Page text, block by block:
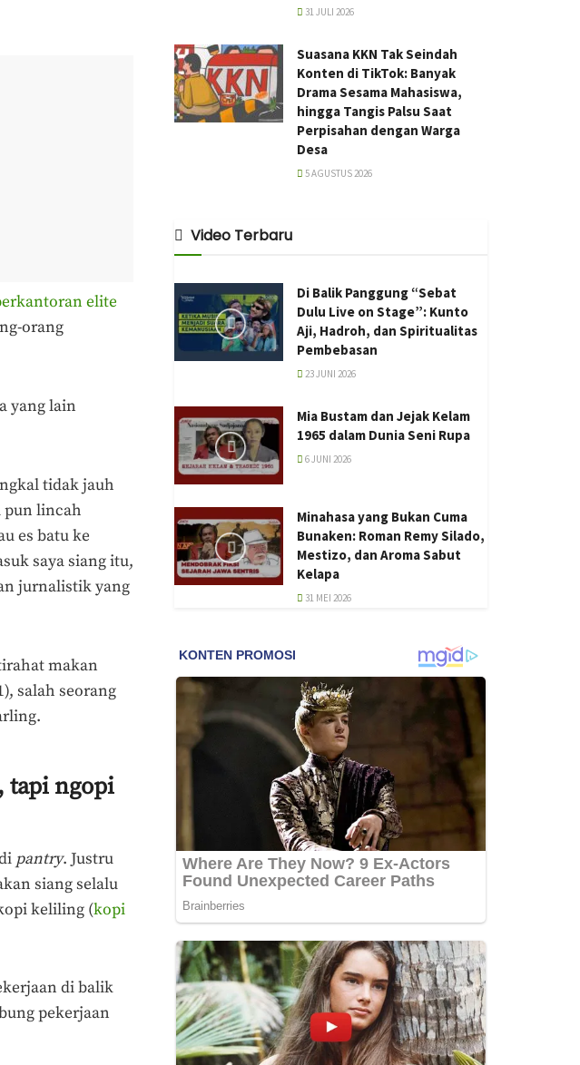
elite
orang
yang lain
tidak jauh
pun lincah
es batu ke
saya siang itu,
jurnalistik yang
makan
salah seorang
tapi ngopi
pantry. Justru
siang selalu
keliling (kopi
di balik
pekerjaan
31 JULI 2026
Suasana KKN Tak Seindah
Konten di TikTok: Banyak
Drama Sesama Mahasiswa,
hingga Tangis Palsu Saat
Perpisahan dengan Warga
Desa
5 AGUSTUS 2026
Video Terbaru
Di Balik Panggung “Sebat
Dulu Live on Stage”: Kunto
Aji, Hadroh, dan Spiritualitas
Pembebasan
23 JUNI 2026
Mia Bustam dan Jejak Kelam
1965 dalam Dunia Seni Rupa
6 JUNI 2026
Minahasa yang Bukan Cuma
Bunaken: Roman Remy Silado,
Mestizo, dan Aroma Sabut
Kelapa
31 MEI 2026